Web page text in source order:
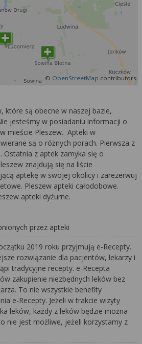
© OpenStreetMap contributors
które są obecne w naszej bazie,
jesteśmy w posiadaniu informacji o
mieście Pleszew. Apteki w
są o różnych porach. Pierwsza z
Ostatnia z aptek zamyka się o
znajdują się na liście
aptekę w swojej okolicy i zarezerwuj
Pleszew apteki całodobowe.
apteki dyżurne.
przez apteki
2019 roku przyjmują e-Recepty.
rozwiązanie dla pacjentów, lekarzy i
tradycyjne recepty. e-Recepta
zakupienie niezbędnych leków bez
To nie wszystkie benefity
e-Recepty. Jeżeli w trakcie wizyty
leków, każdy z leków będzie można
nie jest możliwe, jeżeli korzystamy z